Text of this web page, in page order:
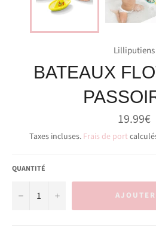
Lilliputiens
BATEAUX
Prix
régulier
19.99€
Taxes incluses. Frais de port
QUANTITÉ
− +